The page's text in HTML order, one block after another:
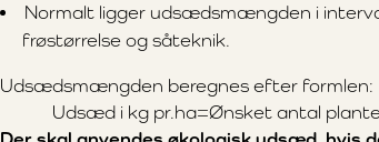
Normalt ligger udsædsmængden i
frøstørrelse og såteknik.
Udsædsmængden beregnes efter formlen:
Udsæd i kg pr.ha=Ønsket antal